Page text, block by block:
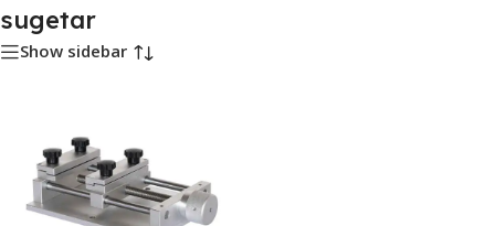
sugetar
Show sidebar